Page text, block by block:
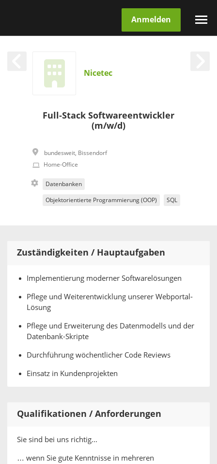
Anmelden
Nicetec
Full-Stack Softwareentwickler
(m/w/d)
bundesweit, Bissendorf
Home-Office
Datenbanken
Objektorientierte Programmierung (OOP) SQL
Zuständigkeiten / Hauptaufgaben
Implementierung moderner Softwarelösungen
Pflege und Weiterentwicklung unserer Webportal-
Lösung
Pflege und Erweiterung des Datenmodells und der
Datenbank-Skripte
Durchführung wöchentlicher Code Reviews
Einsatz in Kundenprojekten
Qualifikationen / Anforderungen
Sie sind bei uns richtig...
… wenn Sie gute Kenntnisse in mehreren